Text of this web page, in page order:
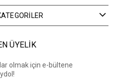
ÜYELİK
olmak için e-bültene